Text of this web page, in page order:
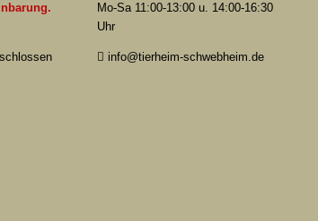
Mo-Sa 11:00-13:00 u. 14:00-16:30
Uhr
info@tierheim-schwebheim.de